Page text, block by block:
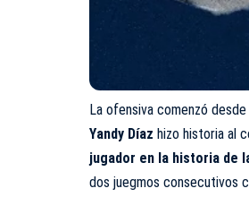
La ofensiva comenzó
Yandy Díaz hizo historia al
jugador en la historia de
dos juegmos consecutivos